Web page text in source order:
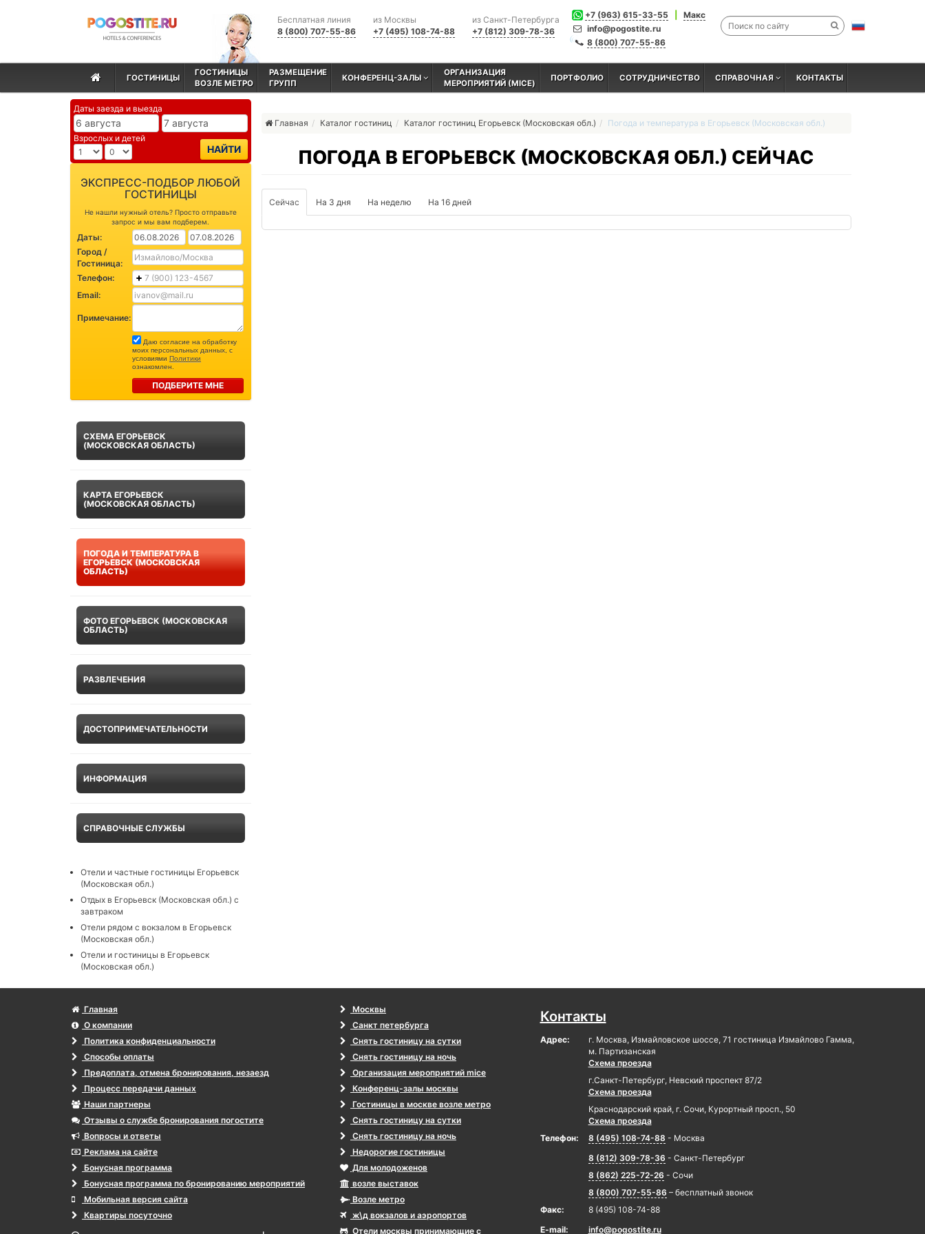
+7 (963) 615-33-55
Макс
info@pogostite.ru
8 (800) 707-55-86
из Санкт-Петербурга
+7 (812) 309-78-36
из Москвы
+7 (495) 108-74-88
Бесплатная линия
8 (800) 707-55-86
ГОСТИНИЦЫ
ГОСТИНИЦЫ
ВОЗЛЕ МЕТРО
РАЗМЕЩЕНИЕ
ГРУПП
КОНФЕРЕНЦ-ЗАЛЫ
ОРГАНИЗАЦИЯ
МЕРОПРИЯТИЙ (MICE)
ПОРТФОЛИО СОТРУДНИЧЕСТВО СПРАВОЧНАЯ КОНТАКТЫ
Даты заезда и выезда
Взрослых и детей
НАЙТИ
ЭКСПРЕСС-ПОДБОР ЛЮБОЙ
ГОСТИНИЦЫ
Не нашли нужный отель? Просто отправьте
запрос и мы вам подберем.
Даты:
Город /
Гостиница:
Телефон:
Email:
Примечание:
Даю согласие на обработку
моих персональных данных, с
условиями Политики
ознакомлен.
ПОДБЕРИТЕ МНЕ
СХЕМА ЕГОРЬЕВСК
(МОСКОВСКАЯ ОБЛАСТЬ)
КАРТА ЕГОРЬЕВСК
(МОСКОВСКАЯ ОБЛАСТЬ)
ПОГОДА И ТЕМПЕРАТУРА В
ЕГОРЬЕВСК (МОСКОВСКАЯ
ОБЛАСТЬ)
ФОТО ЕГОРЬЕВСК (МОСКОВСКАЯ
ОБЛАСТЬ)
РАЗВЛЕЧЕНИЯ
ДОСТОПРИМЕЧАТЕЛЬНОСТИ
ИНФОРМАЦИЯ
СПРАВОЧНЫЕ СЛУЖБЫ
Отели и частные гостиницы Егорьевск
(Московская обл.)
Отдых в Егорьевск (Московская обл.) с
завтраком
Отели рядом с вокзалом в Егорьевск
(Московская обл.)
Отели и гостиницы в Егорьевск
(Московская обл.)
Главная Каталог гостиниц Каталог гостиниц Егорьевск (Московская обл.) Погода и температура в Егорьевск (Московская обл.)
ПОГОДА В ЕГОРЬЕВСК (МОСКОВСКАЯ ОБЛ.) СЕЙЧАС
Сейчас На 3 дня На неделю На 16 дней
Главная
О компании
Политика конфиденциальности
Способы оплаты
Предоплата, отмена бронирования, незаезд
Процесс передачи данных
Наши партнеры
Отзывы о службе бронирования погостите
Вопросы и ответы
Реклама на сайте
Бонусная программа
Бонусная программа по бронированию мероприятий
Мобильная версия сайта
Квартиры посуточно
Москвы
Санкт петербурга
Снять гостиницу на сутки
Снять гостиницу на ночь
Организация мероприятий mice
Конференц-залы москвы
Гостиницы в москве возле метро
Снять гостиницу на сутки
Снять гостиницу на ночь
Недорогие гостиницы
Для молодоженов
возле выставок
Возле метро
ж\д вокзалов и аэропортов
Отели москвы принимающие с
Контакты
Адрес:
г. Москва, Измайловское шоссе, 71 гостиница Измайлово Гамма,
м. Партизанская
Схема проезда
г.Санкт-Петербург, Невский проспект 87/2
Схема проезда
Краснодарский край, г. Сочи, Курортный просп., 50
Схема проезда
Телефон:
8 (495) 108-74-88 - Москва
8 (812) 309-78-36 - Санкт-Петербург
8 (862) 225-72-26 - Сочи
8 (800) 707-55-86 – бесплатный звонок
Факс:
8 (495) 108-74-88
E-mail:
info@pogostite.ru